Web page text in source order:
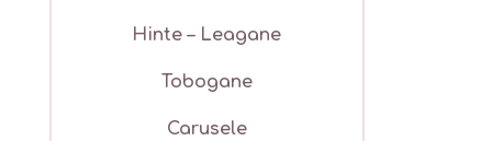
Hinte – Leagane
Tobogane
Carusele